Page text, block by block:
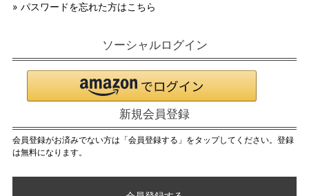
» パスワードを忘れた方はこちら
ソーシャルログイン
新規会員登録
会員登録がお済みでない方は「会員登録する」をタップしてください。登録
は無料になります。